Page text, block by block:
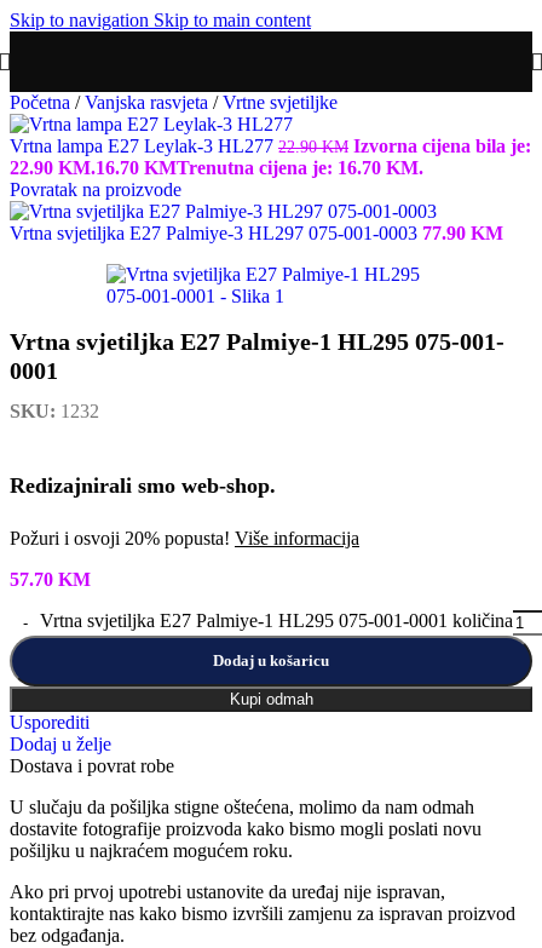
Skip to navigation Skip to main content
Početna / Vanjska rasvjeta / Vrtne svjetiljke
Vrtna lampa E27 Leylak-3 HL277 22.90KM Izvorna cijena bila je:
22.90 KM.16.70 KMTrenutna cijena je: 16.70 KM.
Povratak na proizvode
Vrtna svjetiljka E27 Palmiye-3 HL297 075-001-0003 77.90 KM
Vrtna svjetiljka E27 Palmiye-1 HL295 075-001-
0001
SKU: 1232
Redizajnirali smo web-shop.
Požuri i osvoji 20% popusta! Više informacija
57.70 KM
Vrtna svjetiljka E27 Palmiye-1 HL295 075-001-0001 količina
Dodaj u košaricu
Kupi odmah
Usporediti
Dodaj u želje
Dostava i povrat robe
U slučaju da pošiljka stigne oštećena, molimo da nam odmah
dostavite fotografije proizvoda kako bismo mogli poslati novu
pošiljku u najkraćem mogućem roku.
Ako pri prvoj upotrebi ustanovite da uređaj nije ispravan,
kontaktirajte nas kako bismo izvršili zamjenu za ispravan proizvod
bez odgađanja.